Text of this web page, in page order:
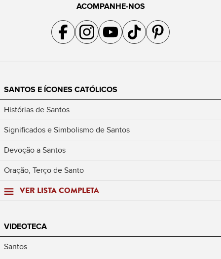
ACOMPANHE-NOS
Acompanhe a gente no Facebook
Acompanhe a gente no Instagram
Acompanhe a gente no YouTube
Acompanhe a gente no TikTok
Acompanhe a gente no
SANTOS E ÍCONES CATÓLICOS
Histórias de Santos
Significados e Simbolismo de Santos
Devoção a Santos
Oração, Terço de Santo
VER LISTA COMPLETA
VIDEOTECA
Santos